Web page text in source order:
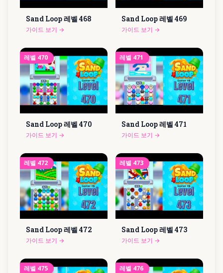
Sand Loop 레벨 468
가이드 보기 →
Sand Loop 레벨 469
가이드 보기 →
레벨 470
Sand Loop 레벨 470
가이드 보기 →
레벨 471
Sand Loop 레벨 471
가이드 보기 →
레벨 472
Sand Loop 레벨 472
가이드 보기 →
레벨 473
Sand Loop 레벨 473
가이드 보기 →
레벨 475 레벨 476